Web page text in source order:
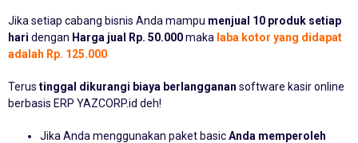
Jika setiap cabang bisnis Anda mampu menjual 10 produk setiap
hari dengan Harga jual Rp. 50.000maka laba kotor yang didapat
adalah Rp. 125.000
Terus tinggal dikurangi biaya berlangganan software kasir online
berbasis ERP YAZCORP.id deh!
Jika Anda menggunakan paket basicAnda memperoleh